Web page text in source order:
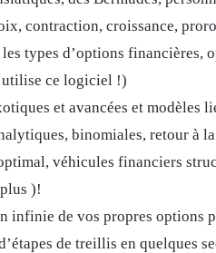
contraction, croissance,
types d’options financières,
utilise ce logiciel !)
et avancées et
binomiales, retour à
véhicules financiers
)!
infinie de vos propres options
de treillis en quelques